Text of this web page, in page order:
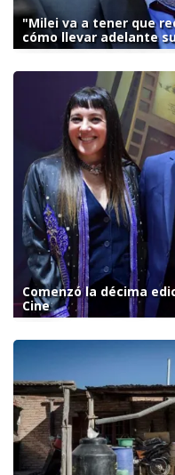
"Milei va a tener que
cómo llevar adelante
Comenzó la décima
Cine